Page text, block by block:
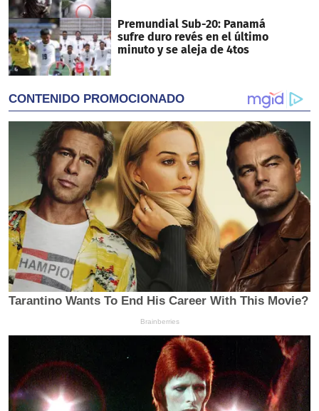
Premundial Sub-20: Panamá
sufre duro revés en el último
minuto y se aleja de 4tos